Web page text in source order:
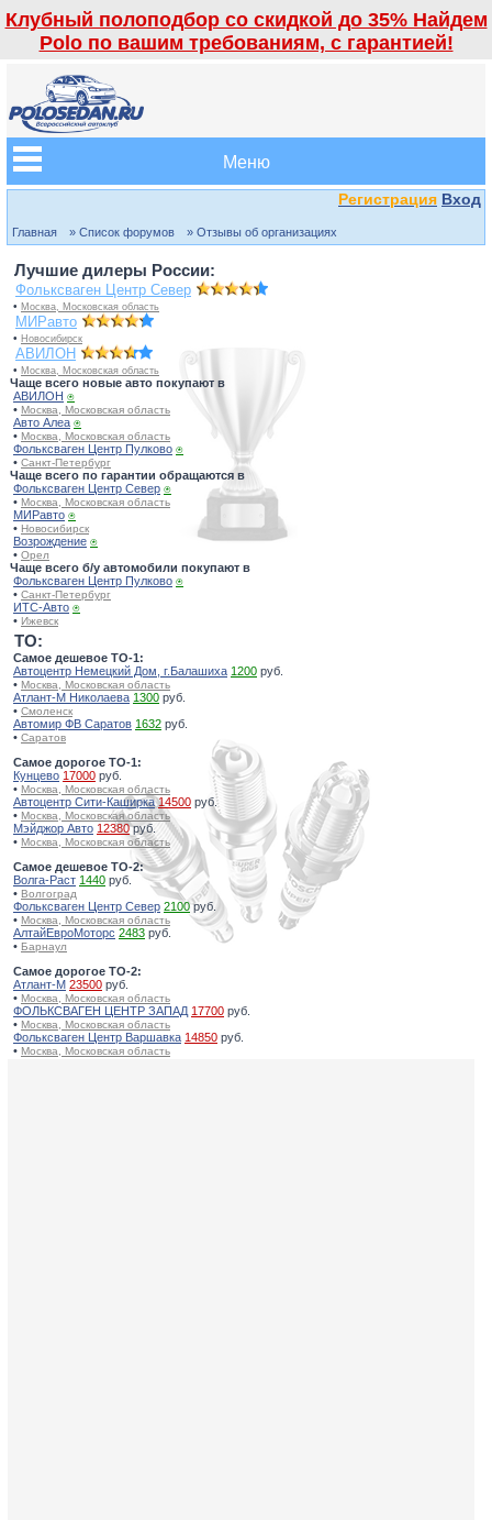
Клубный полоподбор со скидкой до 35% Найдем
Polo по вашим требованиям, с гарантией!
Меню
Регистрация Вход
Главная » Список форумов » Отзывы об организациях
Лучшие дилеры России:
Фольксваген Центр Север
• Москва, Московская область
МИРавто
• Новосибирск
АВИЛОН
• Москва, Московская область
Чаще всего новые авто покупают в
АВИЛОН ⍟
• Москва, Московская область
Авто Алеа ⍟
• Москва, Московская область
Фольксваген Центр Пулково ⍟
• Санкт-Петербург
Чаще всего по гарантии обращаются в
Фольксваген Центр Север ⍟
• Москва, Московская область
МИРавто ⍟
• Новосибирск
Возрождение ⍟
• Орел
Чаще всего б/у автомобили покупают в
Фольксваген Центр Пулково ⍟
• Санкт-Петербург
ИТС-Авто ⍟
• Ижевск
TO:
Самое дешевое ТО-1:
Автоцентр Немецкий Дом, г.Балашиха 1200 руб.
• Москва, Московская область
Атлант-М Николаева 1300 руб.
• Смоленск
Автомир ФВ Саратов 1632 руб.
• Саратов
Самое дорогое ТО-1:
Кунцево 17000 руб.
• Москва, Московская область
Автоцентр Сити-Каширка 14500 руб.
• Москва, Московская область
Мэйджор Авто 12380руб.
• Москва, Московская область
Самое дешевое ТО-2:
Волга-Раст 1440 руб.
• Волгоград
Фольксваген Центр Север 2100руб.
• Москва, Московская область
АлтайЕвроМоторс 2483 руб.
• Барнаул
Самое дорогое ТО-2:
Атлант-М 23500 руб.
• Москва, Московская область
ФОЛЬКСВАГЕН ЦЕНТР ЗАПАД 17700 руб.
• Москва, Московская область
Фольксваген Центр Варшавка 14850 руб.
• Москва, Московская область